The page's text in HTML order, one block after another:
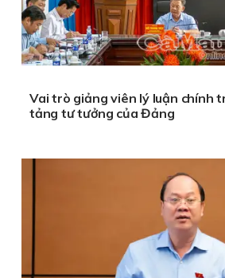
Vai trò giảng viên lý luận chính
tảng tư tưởng của Đảng